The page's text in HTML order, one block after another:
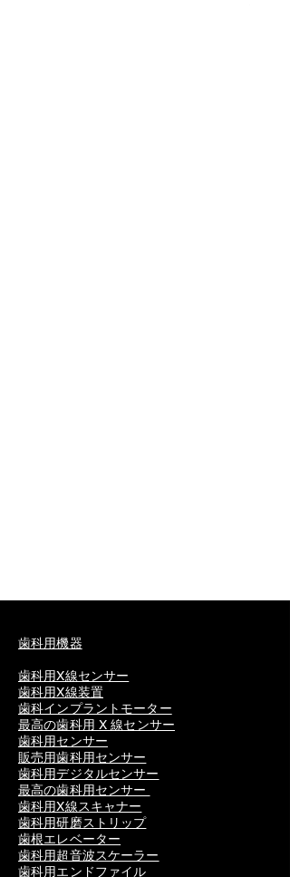
歯科用機器
歯科用X線センサー
歯科用X線装置
歯科インプラントモーター
最高の歯科用 X 線センサー
歯科用センサー
販売用歯科用センサー
歯科用デジタルセンサー
最高の歯科用センサー
歯科用X線スキャナー
歯科用研磨ストリップ
歯根エレベーター
歯科用超音波スケーラー
歯科用エンドファイル